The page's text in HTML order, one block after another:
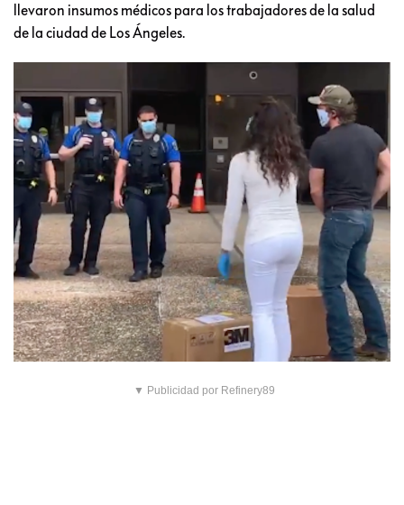
llevaron insumos médicos para los trabajadores de la salud
de la ciudad de Los Ángeles.
▼ Publicidad por Refinery89